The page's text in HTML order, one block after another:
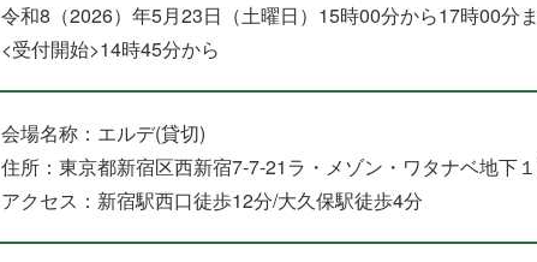
令和8（2026）年5月23日（土曜日）15時00分から17時00分
<受付開始>14時45分から
会場名称：エルデ(貸切)
住所：東京都新宿区西新宿7-7-21ラ・メゾン・ワタナベ地下
アクセス：新宿駅西口徒歩12分/大久保駅徒歩4分